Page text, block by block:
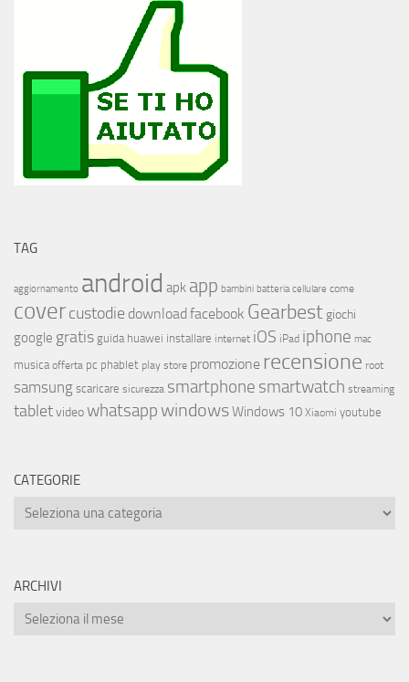
TAG
aggiornamento android apk app bambini batteria cellulare come
covercustodie download facebook Gearbest giochi
google gratis guida huawei installare internet iOS iPad iphone mac
musica offerta pc phablet play store promozione recensione root
samsungscaricare sicurezza smartphone smartwatch streaming
tabletvideowhatsappwindowsWindows 10 Xiaomi youtube
CATEGORIE
ARCHIVI